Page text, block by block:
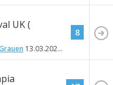
UK (
13.03.2024
8